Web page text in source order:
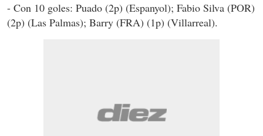
- Con 10 goles: Puado (2p) (Espanyol); Fabio Silva (POR)
(2p) (Las Palmas); Barry (FRA) (1p) (Villarreal).